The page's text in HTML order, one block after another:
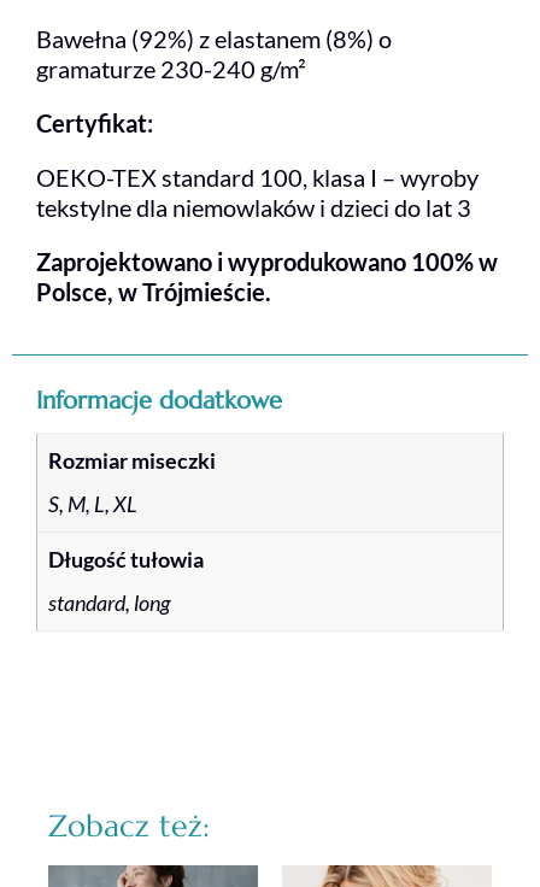
Bawełna (92%) z elastanem (8%) o
gramaturze 230-240 g/m²
Certyfikat:
OEKO-TEX standard 100, klasa I – wyroby
tekstylne dla niemowlaków i dzieci do lat 3
Zaprojektowano i wyprodukowano 100% w
Polsce, w Trójmieście.
Informacje dodatkowe
Rozmiar miseczki
S, M, L, XL
Długość tułowia
standard, long
Zobacz też: